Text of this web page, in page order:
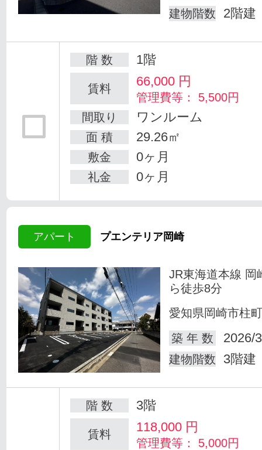
建物階数 2階建
階 数 1階
賃料 66,000 円
管理費等： 5,500円
間取り
ワンルーム
面 積 29.26㎡
敷金 0ヶ月
礼金 0ヶ月
アパート プエンテリア岡崎
JR東海道本線 岡
ら徒歩8分
愛知県岡崎市柱町
築 年 数
2026/
建物階数 3階建
階 数 3階
賃料 118,000 円
管理費等： 5,000円